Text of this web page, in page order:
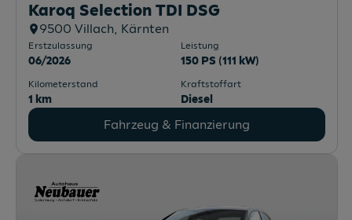
Karoq Selection TDI DSG
9500 Villach, Kärnten
Erstzulassung
06/2026
Leistung
150 PS (111 kW)
Kilometerstand
1 km
Kraftstoffart
Diesel
Fahrzeug & Finanzierung